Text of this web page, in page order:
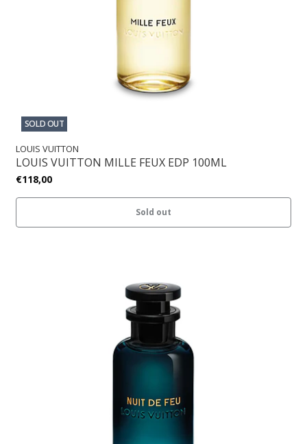
SOLD OUT
LOUIS VUITTON
LOUIS VUITTON MILLE FEUX EDP 100ML
€118,00
Sold out